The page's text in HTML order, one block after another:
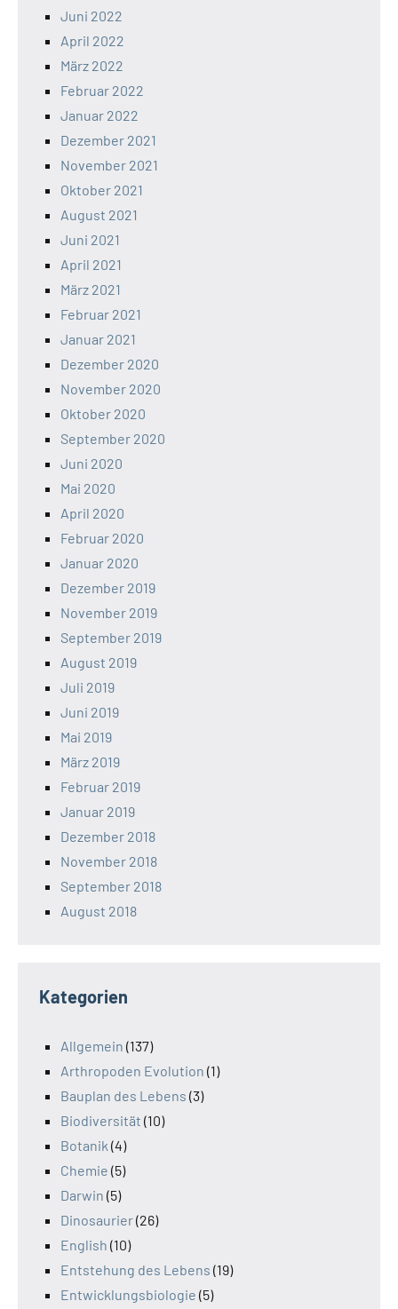
Juni 2022
April 2022
März 2022
Februar 2022
Januar 2022
Dezember 2021
November 2021
Oktober 2021
August 2021
Juni 2021
April 2021
März 2021
Februar 2021
Januar 2021
Dezember 2020
November 2020
Oktober 2020
September 2020
Juni 2020
Mai 2020
April 2020
Februar 2020
Januar 2020
Dezember 2019
November 2019
September 2019
August 2019
Juli 2019
Juni 2019
Mai 2019
März 2019
Februar 2019
Januar 2019
Dezember 2018
November 2018
September 2018
August 2018
Kategorien
Allgemein (137)
Arthropoden Evolution (1)
Bauplan des Lebens (3)
Biodiversität (10)
Botanik (4)
Chemie (5)
Darwin (5)
Dinosaurier(26)
English (10)
Entstehung des Lebens (19)
Entwicklungsbiologie (5)